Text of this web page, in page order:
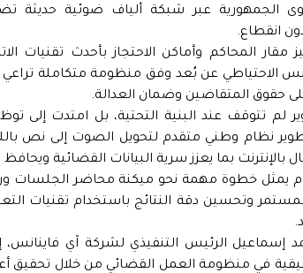
الجمهورية عبر شبكة ألياف ضوئية حديثة
انقطاع.
مقار المحاكم وأماكن الاحتجاز بأحدث تقنيات
الاحتياطي عن بُعد وفق منظومة متكاملة تراعي
حقوق المتقاضين وضمان العدالة.
لم تتوقف عند البنية التحتية، بل امتدت إلى
نظام وطني متقدم لتحويل الصوت إلى نص
بالإنترنت بما يعزز سرية البيانات القضائية
يمثل خطوة مهمة نحو ميكنة محاضر الجلسات
وتحسين دقة النتائج باستخدام تقنيات
إسماعيل الرئيس التنفيذي لشركة آي
في منظومة العمل القضائي من خلال تحقيق